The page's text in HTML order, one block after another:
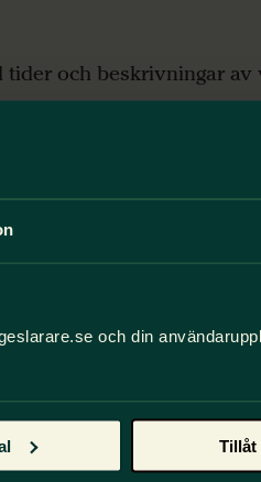
och din
Tillåt
tider och beskrivningar av